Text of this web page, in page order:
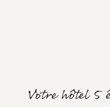
Votre hôtel 5